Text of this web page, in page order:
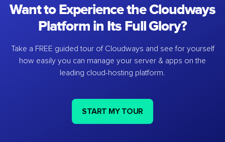
Want to Experience the Cloudways
Platform in Its Full Glory?
Take a FREE guided tour of Cloudways and see for yourself
how easily you can manage your server & apps on the
leading cloud-hosting platform.
START MY TOUR